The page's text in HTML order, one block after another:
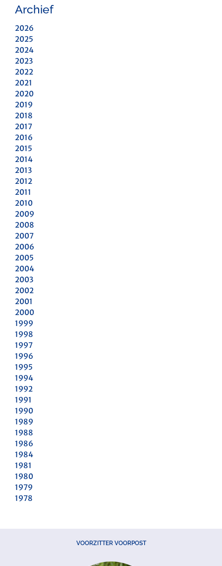
Archief
2026
2025
2024
2023
2022
2021
2020
2019
2018
2017
2016
2015
2014
2013
2012
2011
2010
2009
2008
2007
2006
2005
2004
2003
2002
2001
2000
1999
1998
1997
1996
1995
1994
1992
1991
1990
1989
1988
1986
1984
1981
1980
1979
1978
VOORZITTER VOORPOST